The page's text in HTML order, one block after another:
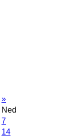
»
Ned
7
14